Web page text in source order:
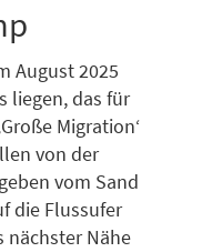
August 2025
liegen, das für
Migration‘
von der
vom Sand
die Flussufer
nächster Nähe